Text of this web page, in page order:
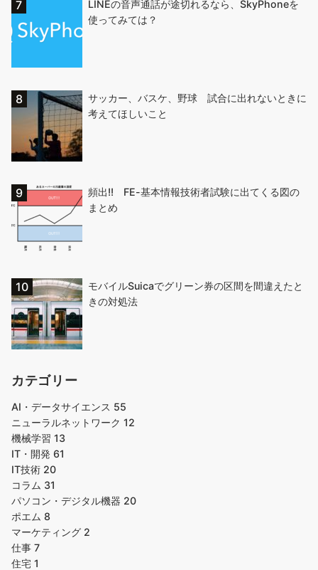
LINEの音声通話が途切れるなら、SkyPhoneを
使ってみては？
サッカー、バスケ、野球 試合に出れないときに
考えてほしいこと
頻出!! FE-基本情報技術者試験に出てくる図の
まとめ
モバイルSuicaでグリーン券の区間を間違えたと
きの対処法
カテゴリー
AI・データサイエンス 55
ニューラルネットワーク 12
機械学習 13
IT・開発 61
IT技術 20
コラム 31
パソコン・デジタル機器 20
ポエム 8
マーケティング 2
仕事 7
住宅 1